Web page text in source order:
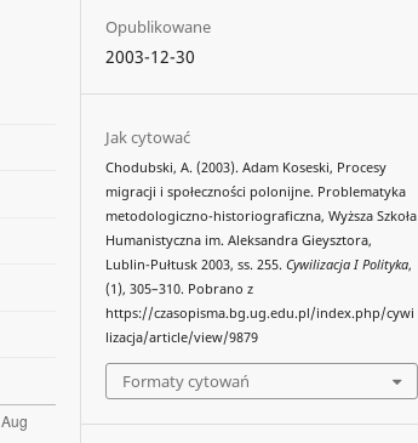
Opublikowane
2003-12-30
Jak cytować
Chodubski, A. (2003). Adam Koseski, Procesy
migracji i społeczności polonijne. Problematyka
metodologiczno-historiograficzna, Wyższa Szkoła
Humanistyczna im. Aleksandra Gieysztora,
Lublin-Pułtusk 2003, ss. 255.Cywilizacja I Polityka,
(1), 305–310. Pobrano z
https://czasopisma.bg.ug.edu.pl/index.php/cywi
lizacja/article/view/9879
Formaty cytowań